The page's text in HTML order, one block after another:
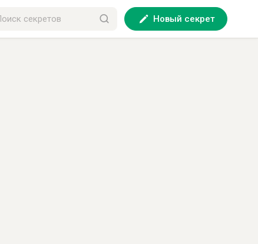
Новый секрет